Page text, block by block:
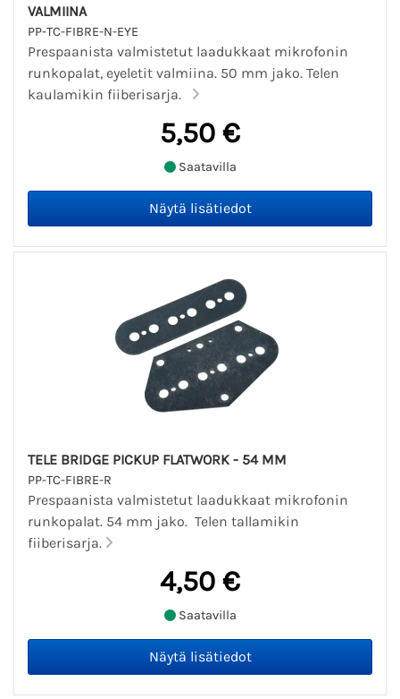
VALMIINA
PP-TC-FIBRE-N-EYE
Prespaanista valmistetut laadukkaat mikrofonin
runkopalat, eyeletit valmiina. 50 mm jako. Telen
kaulamikin fiiberisarja.
5,50 €
Saatavilla
TELE BRIDGE PICKUP FLATWORK - 54 MM
PP-TC-FIBRE-R
Prespaanista valmistetut laadukkaat mikrofonin
runkopalat. 54 mm jako. Telen tallamikin
fiiberisarja.
4,50 €
Saatavilla